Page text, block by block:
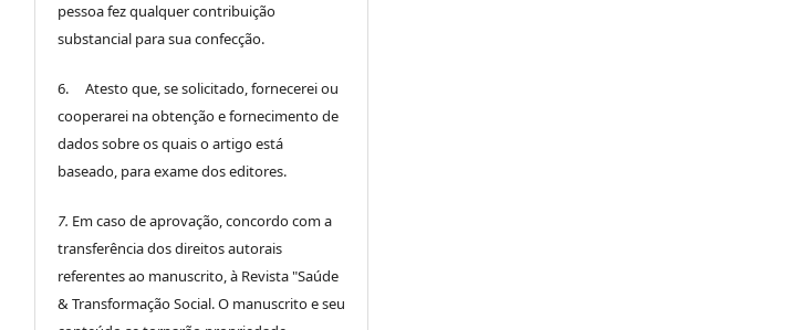
pessoa fez qualquer contribuição
substancial para sua confecção.
6. Atesto que, se solicitado, fornecerei ou
cooperarei na obtenção e fornecimento de
dados sobre os quais o artigo está
baseado, para exame dos editores.
7. Em caso de aprovação, concordo com a
transferência dos direitos autorais
referentes ao manuscrito, à Revista "Saúde
& Transformação Social. O manuscrito e seu